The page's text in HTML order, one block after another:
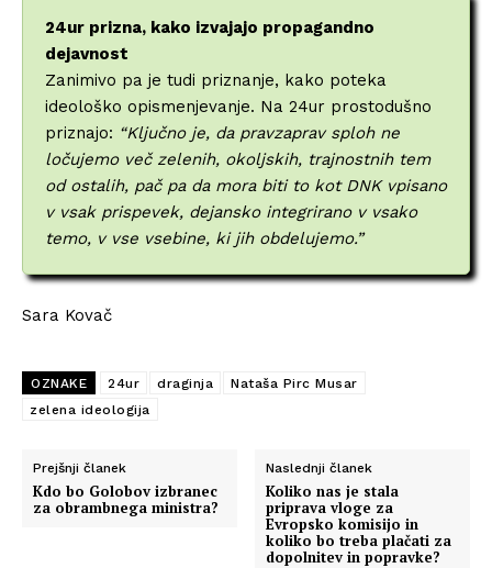
24ur prizna, kako izvajajo propagandno
dejavnost
Zanimivo pa je tudi priznanje, kako poteka
ideološko opismenjevanje. Na 24ur prostodušno
priznajo: “Ključno je, da pravzaprav sploh ne
ločujemo več zelenih, okoljskih, trajnostnih tem
od ostalih, pač pa da mora biti to kot DNK vpisano
v vsak prispevek, dejansko integrirano v vsako
temo, v vse vsebine, ki jih obdelujemo.”
Sara Kovač
OZNAKE 24ur draginja
Nataša Pirc Musar
zelena ideologija
Prejšnji članek
Kdo bo Golobov izbranec
za obrambnega ministra?
Naslednji članek
Koliko nas je stala
priprava vloge za
Evropsko komisijo in
koliko bo treba plačati za
dopolnitev in popravke?